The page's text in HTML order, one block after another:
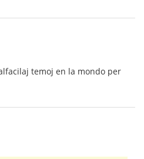
temoj en la mondo per